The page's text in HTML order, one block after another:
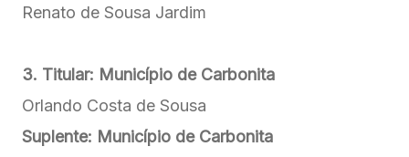
Renato de Sousa Jardim
3. Titular: Município de Carbonita
Orlando Costa de Sousa
Suplente: Município de Carbonita